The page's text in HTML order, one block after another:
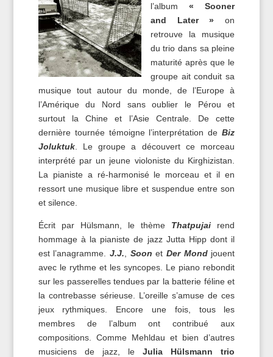
l’album « Sooner
and Later » on
retrouve la musique
du trio dans sa pleine
maturité après que le
groupe ait conduit sa
musique tout autour du monde, de l’Europe à
l’Amérique du Nord sans oublier le Pérou et
surtout la Chine et l’Asie Centrale. De cette
dernière tournée témoigne l’interprétation deBiz
Joluktuk. Le groupe a découvert ce morceau
interprété par un jeune violoniste du Kirghizistan.
La pianiste a ré-harmonisé le morceau et il en
ressort une musique libre et suspendue entre son
et silence.
Écrit par Hülsmann, le thème Thatpujai
rend
hommage à la pianiste de jazz Jutta Hipp dont il
est l’anagramme. J.J. Soon etDer Mond jouent
avec le rythme et les syncopes. Le piano rebondit
sur les passerelles tendues par la batterie féline et
la contrebasse sérieuse. L’oreille s’amuse de ces
jeux rythmiques. Encore une fois, tous les
membres de l’album ont contribué aux
compositions. Comme Mehldau et bien d’autres
musiciens de jazz, leJulia Hülsmann trio